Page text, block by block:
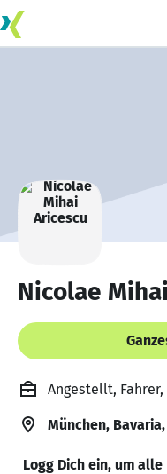
Nicolae
Angestellt,
München,
Logg Dich ein, um